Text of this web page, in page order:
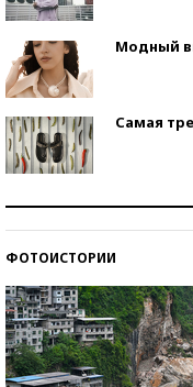
Модный
Самая
ФОТОИСТОРИИ